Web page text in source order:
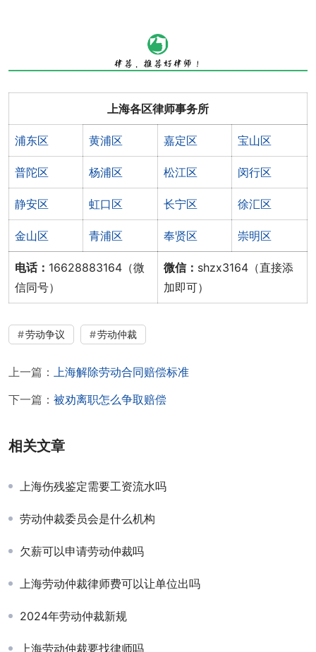
上海各区律师事务所
浦东区 黄浦区 嘉定区 宝山区
普陀区 杨浦区 松江区 闵行区
静安区 虹口区 长宁区 徐汇区
金山区 青浦区 奉贤区 崇明区
电话： 16628883164（微
信同号）
微信： shzx3164（直接添
加即可）
劳动争议 劳动仲裁
上一篇：
上海解除劳动合同赔偿标准
下一篇： 被劝离职怎么争取赔偿
相关文章
上海伤残鉴定需要工资流水吗
劳动仲裁委员会是什么机构
欠薪可以申请劳动仲裁吗
上海劳动仲裁律师费可以让单位出吗
2024年劳动仲裁新规
上海劳动仲裁要找律师吗